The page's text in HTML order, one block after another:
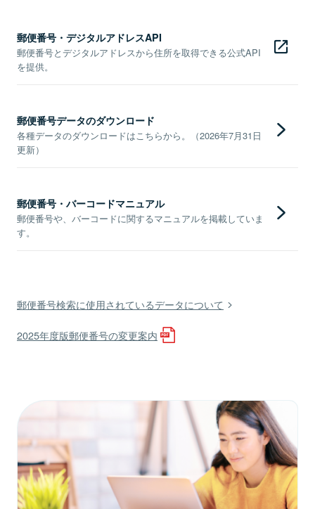
郵便番号・デジタルアドレスAPI
郵便番号とデジタルアドレスから住所を取得できる公式API
を提供。
郵便番号データのダウンロード
各種データのダウンロードはこちらから。（2026年7月31日
更新）
郵便番号・バーコードマニュアル
郵便番号や、バーコードに関するマニュアルを掲載していま
す。
郵便番号検索に使用されているデータについて
2025年度版郵便番号の変更案内